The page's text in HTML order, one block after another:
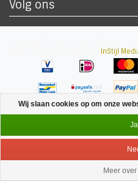
Volg ons
InStijl
Menu
Wij slaan cookies op om onze
Ja
Meer